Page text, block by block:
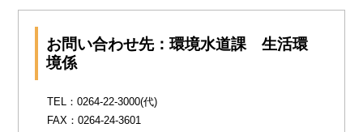
お問い合わせ先：環境水道課 生活環
境係
TEL：0264-22-3000(代)
FAX：0264-24-3601